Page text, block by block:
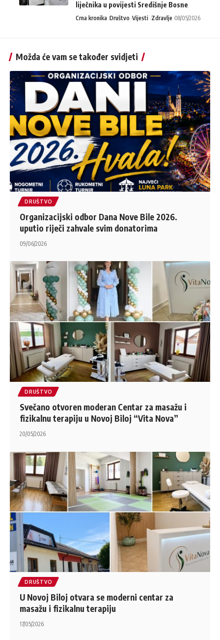
liječnika u povijesti Središnje Bosne
Crna kronika Društvo Vijesti Zdravlje 08/05/2026
Možda će vam se također svidjeti
DRUŠTVO
Organizacijski odbor Dana Nove Bile 2026.
uputio riječi zahvale svim donatorima
09/06/2026
DRUŠTVO
Svečano otvoren moderan Centar za masažu i
fizikalnu terapiju u Novoj Biloj “Vita Nova”
20/05/2026
DRUŠTVO
U Novoj Biloj otvara se moderni centar za
masažu i fizikalnu terapiju
17/05/2026